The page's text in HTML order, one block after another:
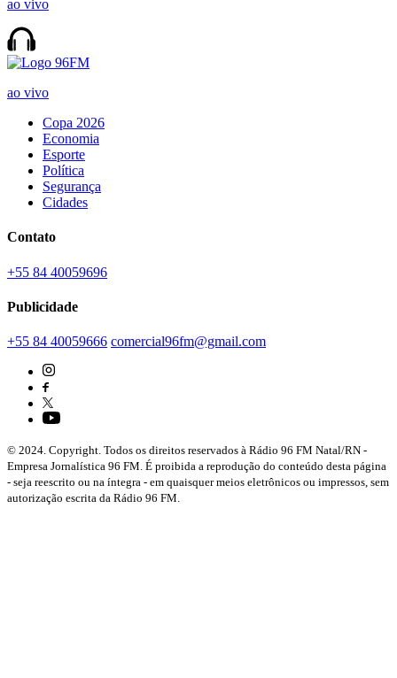
ao vivo
ao vivo
Copa 2026
Economia
Esporte
Política
Segurança
Cidades
Contato
+55 84 40059696
Publicidade
+55 84 40059666 comercial96fm@gmail.com
© 2024. Copyright. Todos os direitos reservados à Rádio 96 FM Natal/RN -
Empresa Jornalística 96 FM. É proibida a reprodução do conteúdo desta página
- seja reescrito ou na íntegra - em quaisquer meios eletrônicos ou impressos, sem
autorização escrita da Rádio 96 FM.